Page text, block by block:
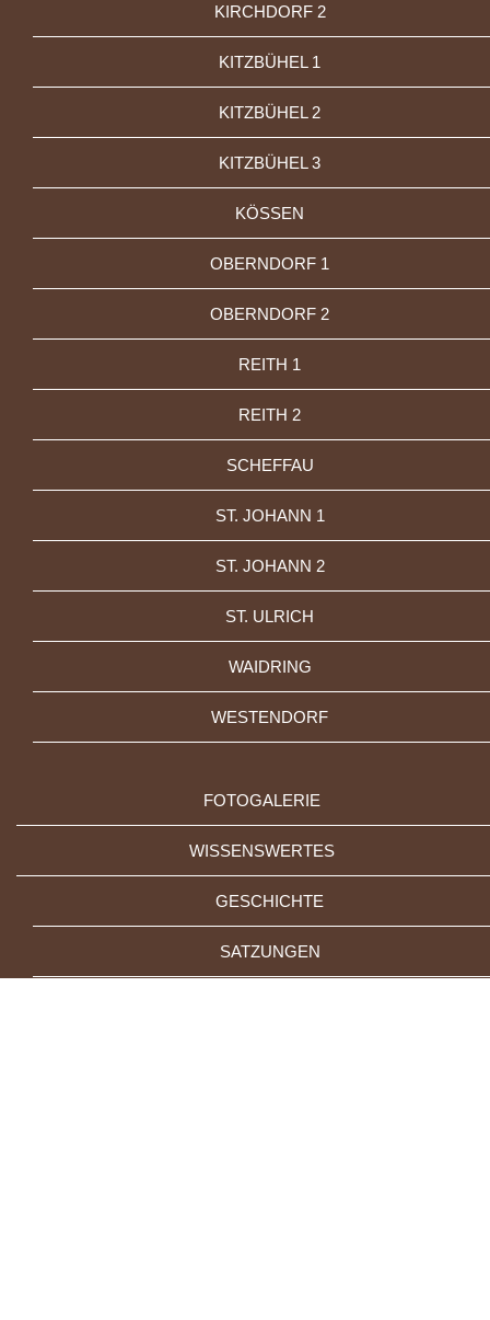
KIRCHDORF 2
KITZBÜHEL 1
KITZBÜHEL 2
KITZBÜHEL 3
KÖSSEN
OBERNDORF 1
OBERNDORF 2
REITH 1
REITH 2
SCHEFFAU
ST. JOHANN 1
ST. JOHANN 2
ST. ULRICH
WAIDRING
WESTENDORF
FOTOGALERIE
WISSENSWERTES
GESCHICHTE
SATZUNGEN